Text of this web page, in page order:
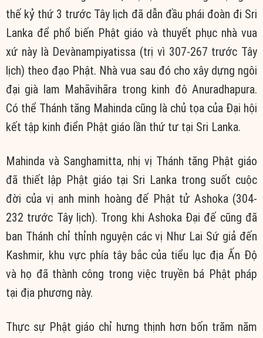
thế kỷ thứ 3 trước Tây lịch đã dẫn đầu phái đoàn đi Sri
Lanka để phổ biến Phật giáo và thuyết phục nhà vua
xứ này là Devànampiyatissa (trị vì 307-267 trước Tây
lịch) theo đạo Phật. Nhà vua sau đó cho xây dựng ngôi
đại già lam Mahāvihāra trong kinh đô Anuradhapura.
Có thể Thánh tăng Mahinda cũng là chủ tọa của Đại hội
kết tập kinh điển Phật giáo lần thứ tư tại Sri Lanka.
Mahinda và Sanghamitta, nhị vị Thánh tăng Phật giáo
đã thiết lập Phật giáo tại Sri Lanka trong suốt cuộc
đời của vị anh minh hoàng đế Phật tử Ashoka (304-
232 trước Tây lịch). Trong khi Ashoka Đại đế cũng đã
ban Thánh chỉ thỉnh nguyện các vị Như Lai Sứ giả đến
Kashmir, khu vực phía tây bắc của tiểu lục địa Ấn Độ
và họ đã thành công trong việc truyền bá Phật pháp
tại địa phương này.
Thực sự Phật giáo chỉ hưng thịnh hơn bốn trăm năm